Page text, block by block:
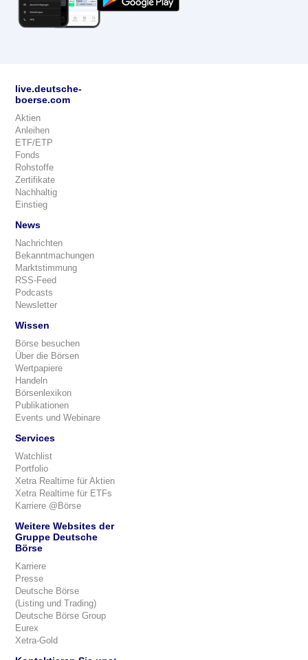
live.deutsche-
boerse.com
Aktien
Anleihen
ETF/ETP
Fonds
Rohstoffe
Zertifikate
Nachhaltig
Einstieg
News
Nachrichten
Bekanntmachungen
Marktstimmung
RSS-Feed
Podcasts
Newsletter
Wissen
Börse besuchen
Über die Börsen
Wertpapiere
Handeln
Börsenlexikon
Publikationen
Events und Webinare
Services
Watchlist
Portfolio
Xetra Realtime für Aktien
Xetra Realtime für ETFs
Karriere @Börse
Weitere Websites der
Gruppe Deutsche
Börse
Karriere
Presse
Deutsche Börse
(Listing und Trading)
Deutsche Börse Group
Eurex
Xetra-Gold